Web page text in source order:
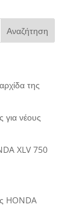
της
νέους
XLV 750
HONDA